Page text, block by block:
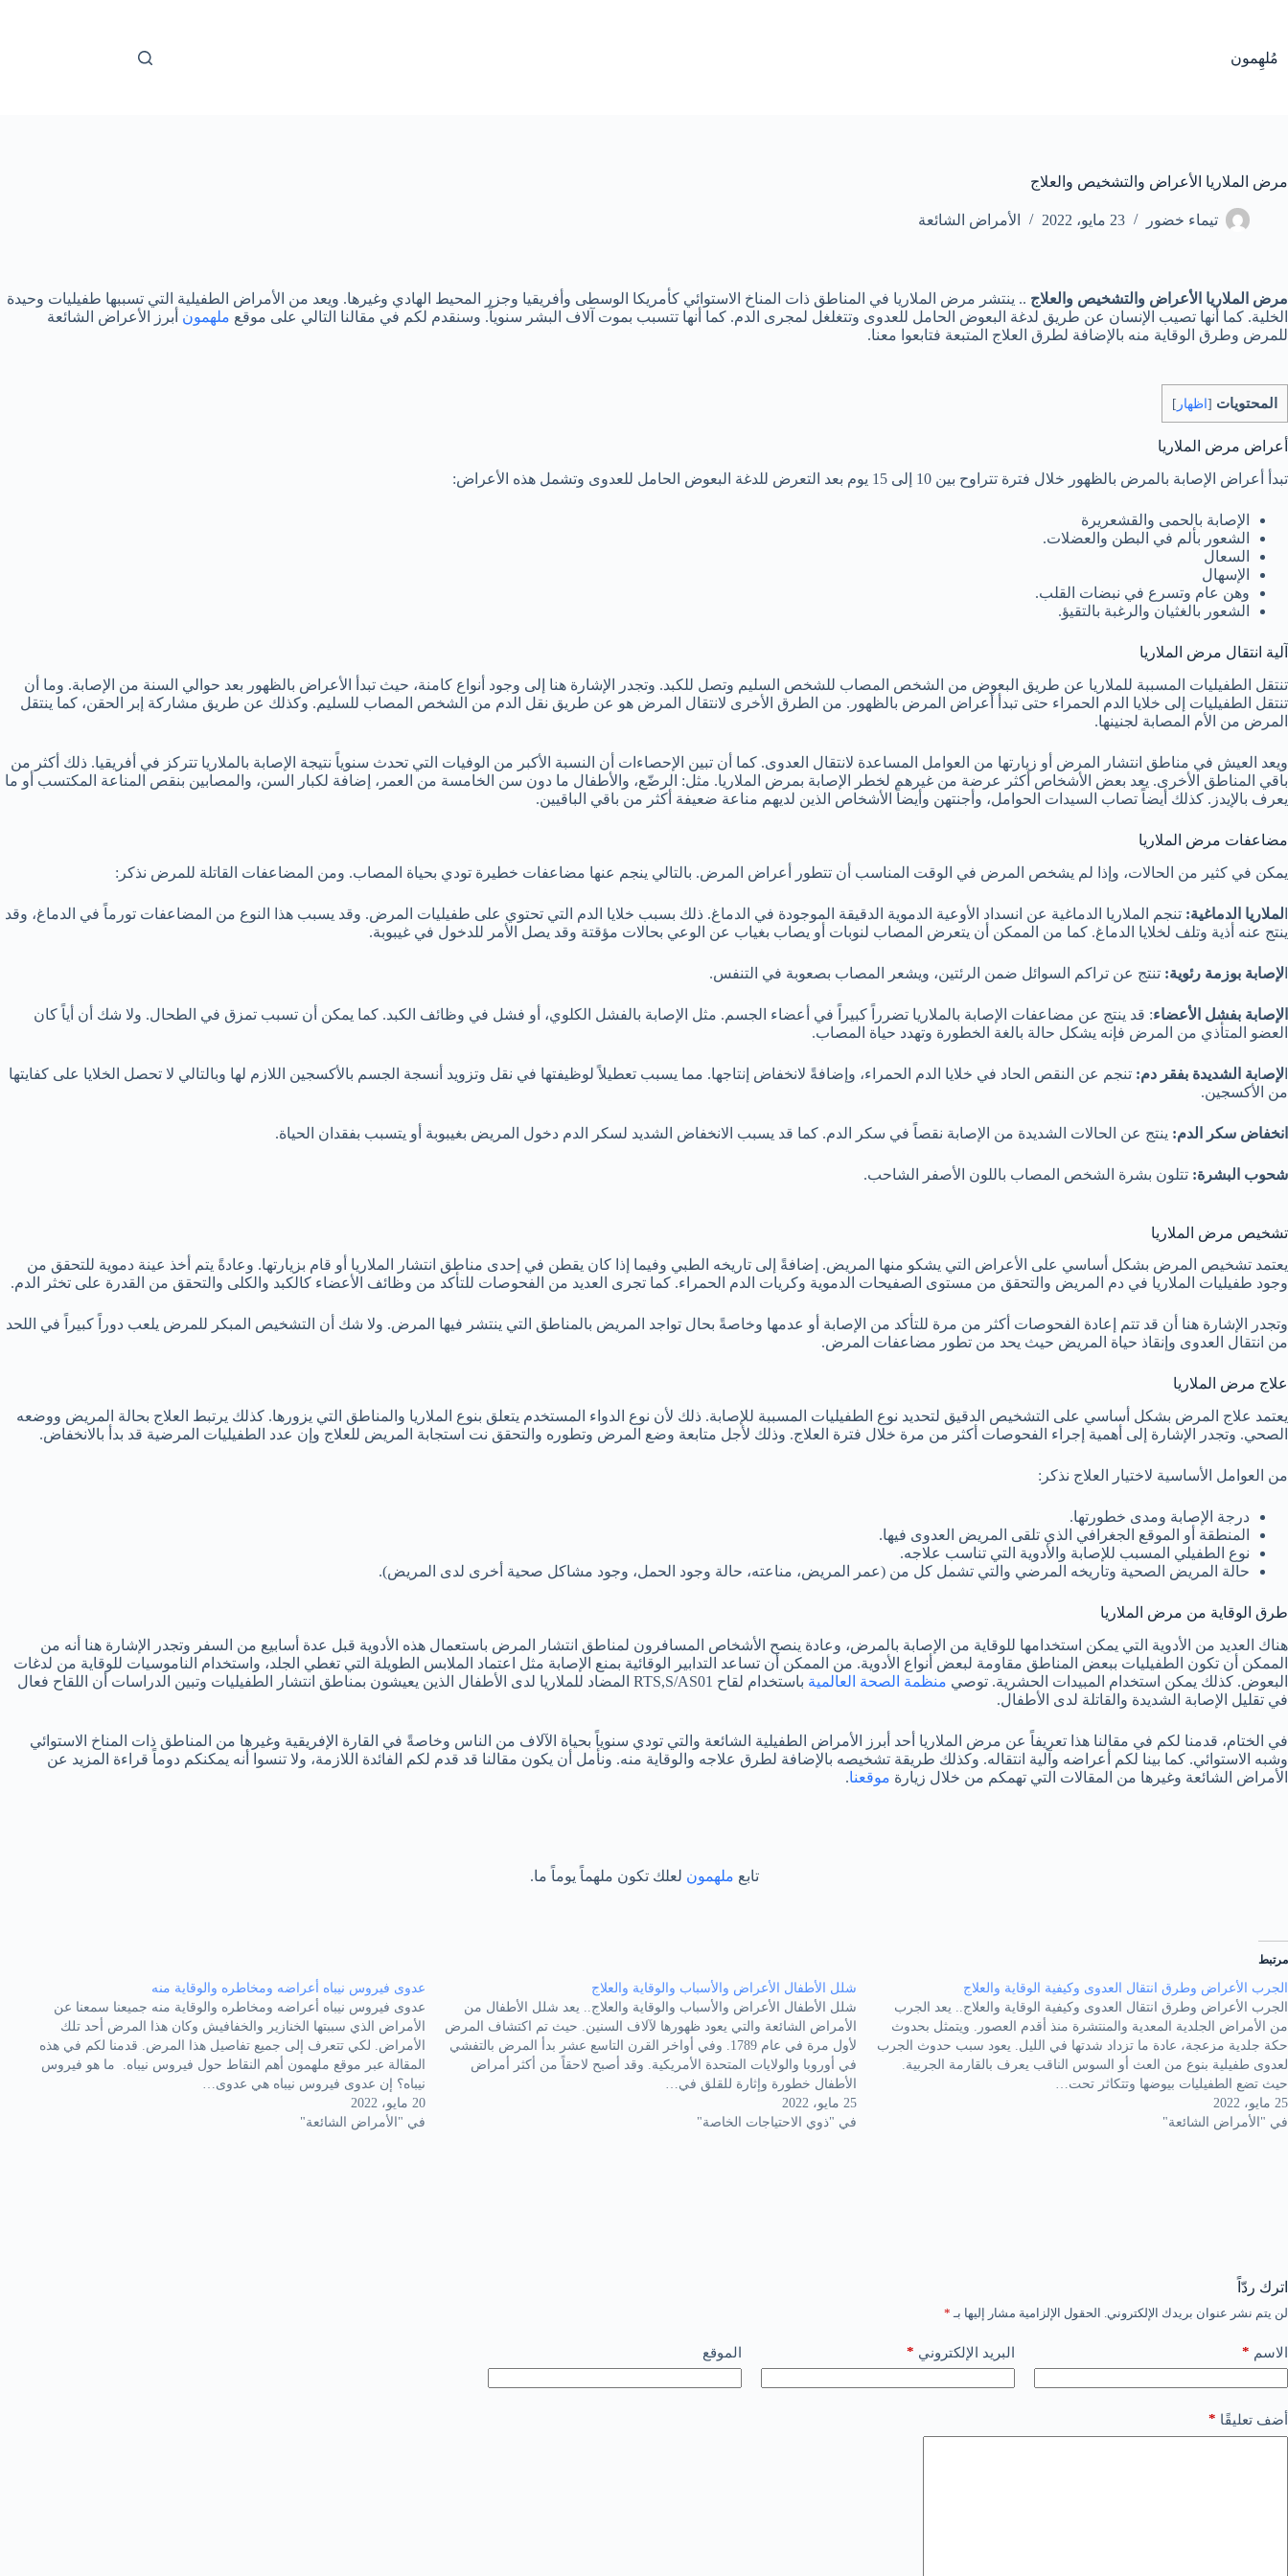
مُلهِمون
مرض الملاريا الأعراض والتشخيص والعلاج
تيماء خضور 23 مايو، 2022 الأمراض الشائعة
مرض الملاريا الأعراض والتشخيص والعلاج .. ينتشر مرض الملاريا في المناطق ذات المناخ الاستوائي كأمريكا الوسطى وأفريقيا وجزر المحيط الهادي وغيرها. ويعد من الأمراض الطفيلية التي تسببها طفيليات وحيدة
الخلية. كما أنها تصيب الإنسان عن طريق لدغة البعوض الحامل للعدوى وتتغلغل لمجرى الدم. كما أنها تتسبب بموت آلاف البشر سنوياً. وسنقدم لكم في مقالنا التالي على موقع ملهمون أبرز الأعراض الشائعة
للمرض وطرق الوقاية منه بالإضافة لطرق العلاج المتبعة فتابعوا معنا.
المحتويات [ اظهار ]
أعراض مرض الملاريا
تبدأ أعراض الإصابة بالمرض بالظهور خلال فترة تتراوح بين 10 إلى 15 يوم بعد التعرض للدغة البعوض الحامل للعدوى وتشمل هذه الأعراض:
الإصابة بالحمى والقشعريرة
الشعور بألم في البطن والعضلات.
السعال
الإسهال
وهن عام وتسرع في نبضات القلب.
الشعور بالغثيان والرغبة بالتقيؤ.
آلية انتقال مرض الملاريا
تنتقل الطفيليات المسببة للملاريا عن طريق البعوض من الشخص المصاب للشخص السليم وتصل للكبد. وتجدر الإشارة هنا إلى وجود أنواع كامنة، حيث تبدأ الأعراض بالظهور بعد حوالي السنة من الإصابة. وما أن
تنتقل الطفيليات إلى خلايا الدم الحمراء حتى تبدأ أعراض المرض بالظهور. من الطرق الأخرى لانتقال المرض هو عن طريق نقل الدم من الشخص المصاب للسليم. وكذلك عن طريق مشاركة إبر الحقن، كما ينتقل
المرض من الأم المصابة لجنينها.
ويعد العيش في مناطق انتشار المرض أو زيارتها من العوامل المساعدة لانتقال العدوى. كما أن تبين الإحصاءات أن النسبة الأكبر من الوفيات التي تحدث سنوياً نتيجة الإصابة بالملاريا تتركز في أفريقيا. ذلك أكثر من
باقي المناطق الأخرى. يعد بعض الأشخاص أكثر عرضة من غيرهم لخطر الإصابة بمرض الملاريا. مثل: الرضّع، والأطفال ما دون سن الخامسة من العمر، إضافة لكبار السن، والمصابين بنقص المناعة المكتسب أو ما
يعرف بالإيدز. كذلك أيضاً تصاب السيدات الحوامل، وأجنتهن وأيضاً الأشخاص الذين لديهم مناعة ضعيفة أكثر من باقي الباقيين.
مضاعفات مرض الملاريا
يمكن في كثير من الحالات، وإذا لم يشخص المرض في الوقت المناسب أن تتطور أعراض المرض. بالتالي ينجم عنها مضاعفات خطيرة تودي بحياة المصاب. ومن المضاعفات القاتلة للمرض نذكر:
لملاريا الدماغية: تنجم الملاريا الدماغية عن انسداد الأوعية الدموية الدقيقة الموجودة في الدماغ. ذلك بسبب خلايا الدم التي تحتوي على طفيليات المرض. وقد يسبب هذا النوع من المضاعفات تورماً في الدماغ، وقد
ينتج عنه أذية وتلف لخلايا الدماغ. كما من الممكن أن يتعرض المصاب لنوبات أو يصاب بغياب عن الوعي بحالات مؤقتة وقد يصل الأمر للدخول في غيبوبة.
لإصابة بوزمة رئوية: تنتج عن تراكم السوائل ضمن الرئتين، ويشعر المصاب بصعوبة في التنفس.
الإصابة بفشل الأعضاء: قد ينتج عن مضاعفات الإصابة بالملاريا تضرراً كبيراً في أعضاء الجسم. مثل الإصابة بالفشل الكلوي، أو فشل في وظائف الكبد. كما يمكن أن تسبب تمزق في الطحال. ولا شك أن أياً كان
العضو المتأذي من المرض فإنه يشكل حالة بالغة الخطورة وتهدد حياة المصاب.
لإصابة الشديدة بفقر دم: تنجم عن النقص الحاد في خلايا الدم الحمراء، وإضافةً لانخفاض إنتاجها. مما يسبب تعطيلاً لوظيفتها في نقل وتزويد أنسجة الجسم بالأكسجين اللازم لها وبالتالي لا تحصل الخلايا على كفايتها
من الأكسجين.
انخفاض سكر الدم: ينتج عن الحالات الشديدة من الإصابة نقصاً في سكر الدم. كما قد يسبب الانخفاض الشديد لسكر الدم دخول المريض بغيبوبة أو يتسبب بفقدان الحياة.
شحوب البشرة: تتلون بشرة الشخص المصاب باللون الأصفر الشاحب.
تشخيص مرض الملاريا
يعتمد تشخيص المرض بشكل أساسي على الأعراض التي يشكو منها المريض. إضافةً إلى تاريخه الطبي وفيما إذا كان يقطن في إحدى مناطق انتشار الملاريا أو قام بزيارتها. وعادةً يتم أخذ عينة دموية للتحقق من
وجود طفيليات الملاريا في دم المريض والتحقق من مستوى الصفيحات الدموية وكريات الدم الحمراء. كما تجرى العديد من الفحوصات للتأكد من وظائف الأعضاء كالكبد والكلى والتحقق من القدرة على تخثر الدم.
وتجدر الإشارة هنا أن قد تتم إعادة الفحوصات أكثر من مرة للتأكد من الإصابة أو عدمها وخاصةً بحال تواجد المريض بالمناطق التي ينتشر فيها المرض. ولا شك أن التشخيص المبكر للمرض يلعب دوراً كبيراً في اللحد
من انتقال العدوى وإنقاذ حياة المريض حيث يحد من تطور مضاعفات المرض.
علاج مرض الملاريا
يعتمد علاج المرض بشكل أساسي على التشخيص الدقيق لتحديد نوع الطفيليات المسببة للإصابة. ذلك لأن نوع الدواء المستخدم يتعلق بنوع الملاريا والمناطق التي يزورها. كذلك يرتبط العلاج بحالة المريض ووضعه
الصحي. وتجدر الإشارة إلى أهمية إجراء الفحوصات أكثر من مرة خلال فترة العلاج. وذلك لأجل متابعة وضع المرض وتطوره والتحقق نت استجابة المريض للعلاج وإن عدد الطفيليات المرضية قد بدأ بالانخفاض.
من العوامل الأساسية لاختيار العلاج نذكر:
درجة الإصابة ومدى خطورتها.
المنطقة أو الموقع الجغرافي الذي تلقى المريض العدوى فيها.
نوع الطفيلي المسبب للإصابة والأدوية التي تناسب علاجه.
حالة المريض الصحية وتاريخه المرضي والتي تشمل كل من (عمر المريض، مناعته، حالة وجود الحمل، وجود مشاكل صحية أخرى لدى المريض).
طرق الوقاية من مرض الملاريا
هناك العديد من الأدوية التي يمكن استخدامها للوقاية من الإصابة بالمرض، وعادة ينصح الأشخاص المسافرون لمناطق انتشار المرض باستعمال هذه الأدوية قبل عدة أسابيع من السفر وتجدر الإشارة هنا أنه من
الممكن أن تكون الطفيليات ببعض المناطق مقاومة لبعض أنواع الأدوية. من الممكن أن تساعد التدابير الوقائية بمنع الإصابة مثل اعتماد الملابس الطويلة التي تغطي الجلد، واستخدام الناموسيات للوقاية من لدغات
البعوض. كذلك يمكن استخدام المبيدات الحشرية. توصي منظمة الصحة العالمية
باستخدام لقاح RTS,S/AS01 المضاد للملاريا لدى الأطفال الذين يعيشون بمناطق انتشار الطفيليات وتبين الدراسات أن اللقاح فعال
في تقليل الإصابة الشديدة والقاتلة لدى الأطفال.
في الختام، قدمنا لكم في مقالنا هذا تعريفاً عن مرض الملاريا أحد أبرز الأمراض الطفيلية الشائعة والتي تودي سنوياً بحياة الآلاف من الناس وخاصةً في القارة الإفريقية وغيرها من المناطق ذات المناخ الاستوائي
وشبه الاستوائي. كما بينا لكم أعراضه وآلية انتقاله. وكذلك طريقة تشخيصه بالإضافة لطرق علاجه والوقاية منه. ونأمل أن يكون مقالنا قد قدم لكم الفائدة اللازمة، ولا تنسوا أنه يمكنكم دوماً قراءة المزيد عن
الأمراض الشائعة وغيرها من المقالات التي تهمكم من خلال زيارة موقعنا.
تابع ملهمون لعلك تكون ملهماً يوماً ما.
مرتبط
الجرب الأعراض وطرق انتقال العدوى وكيفية الوقاية والعلاج
الجرب الأعراض وطرق انتقال العدوى وكيفية الوقاية والعلاج.. يعد الجرب
من الأمراض الجلدية المعدية والمنتشرة منذ أقدم العصور. ويتمثل بحدوث
حكة جلدية مزعجة، عادة ما تزداد شدتها في الليل. يعود سبب حدوث الجرب
لعدوى طفيلية بنوع من العث أو السوس الناقب يعرف بالقارمة الجربية.
حيث تضع الطفيليات بيوضها وتتكاثر تحت…
25 مايو، 2022
في "الأمراض الشائعة"
شلل الأطفال الأعراض والأسباب والوقاية والعلاج
شلل الأطفال الأعراض والأسباب والوقاية والعلاج.. يعد شلل الأطفال من
الأمراض الشائعة والتي يعود ظهورها لآلاف السنين. حيث تم اكتشاف المرض
لأول مرة في عام 1789. وفي أواخر القرن التاسع عشر بدأ المرض بالتفشي
في أوروبا والولايات المتحدة الأمريكية. وقد أصبح لاحقاً من أكثر أمراض
الأطفال خطورة وإثارة للقلق في…
25 مايو، 2022
في "ذوي الاحتياجات الخاصة"
عدوى فيروس نيباه أعراضه ومخاطره والوقاية منه
عدوى فيروس نيباه أعراضه ومخاطره والوقاية منه جميعنا سمعنا عن
الأمراض الذي سببتها الخنازير والخفافيش وكان هذا المرض أحد تلك
الأمراض. لكي تتعرف إلى جميع تفاصيل هذا المرض. قدمنا لكم في هذه
المقالة عبر موقع ملهمون أهم النقاط حول فيروس نيباه. ما هو فيروس
نيباه؟ إن عدوى فيروس نيباه هي عدوى…
20 مايو، 2022
في "الأمراض الشائعة"
اترك ردّاً
لن يتم نشر عنوان بريدك الإلكتروني. الحقول الإلزامية مشار إليها بـ *
الاسم * البريد الإلكتروني * الموقع
أضف تعليقًا *